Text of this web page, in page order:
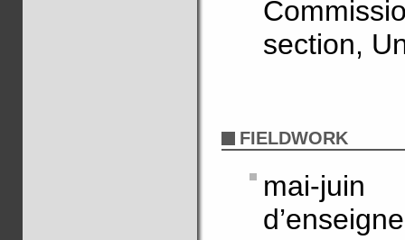
section,
FIELDWORK
mai-